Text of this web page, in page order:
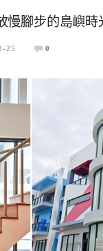
腳步的島嶼時
25 0